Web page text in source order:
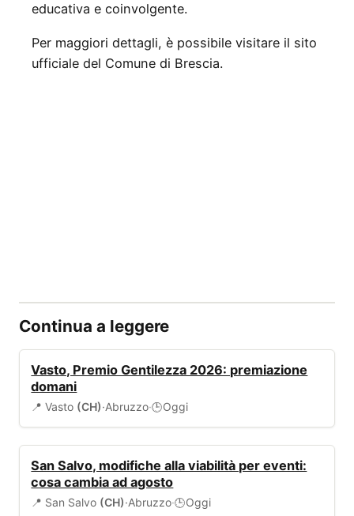
educativa e coinvolgente.
Per maggiori dettagli, è possibile visitare il sito
ufficiale del Comune di Brescia.
Continua a leggere
Vasto, Premio Gentilezza 2026: premiazione
domani
📍 Vasto (CH)·Abruzzo·🕒Oggi
San Salvo, modifiche alla viabilità per eventi:
cosa cambia ad agosto
📍 San Salvo (CH)·Abruzzo·🕒Oggi